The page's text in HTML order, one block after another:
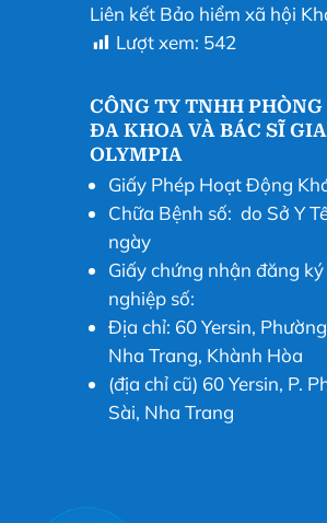
Liên kết Bảo hiểm xã hội
Lượt xem: 542
CÔNG TY TNHH
ĐA KHOA VÀ BÁC SĨ
OLYMPIA
Giấy Phép Hoạt Động
Chữa Bệnh số: do Sở Y
ngày
Giấy chứng nhận đăng
nghiệp số:
Địa chỉ: 60 Yersin,
Nha Trang, Khành Hòa
(địa chỉ cũ) 60 Yersin, P.
Sài, Nha Trang